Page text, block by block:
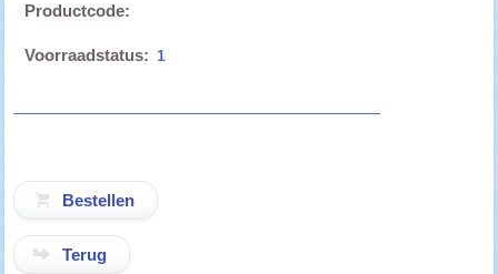
Productcode:
Voorraadstatus: 1
Terug